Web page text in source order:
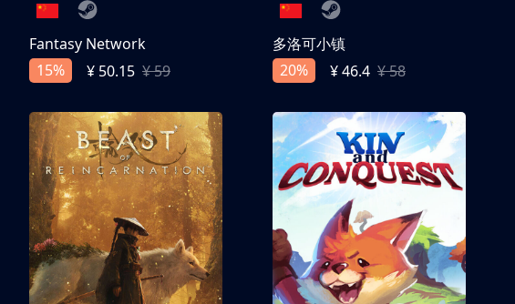
Fantasy Network
15%
¥ 50.15 ¥ 59
多洛可小镇
20%
¥ 46.4 ¥ 58